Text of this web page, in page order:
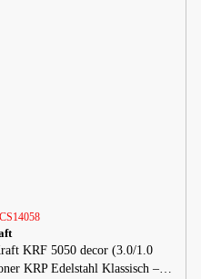
KRF 5050 decor (3.0/1.0
KRP Edelstahl Klassisch –